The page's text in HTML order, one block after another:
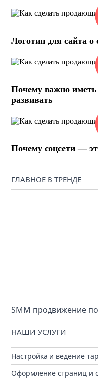
Логотип для сайта о
Почему важно иметь
развивать
Почему соцсети —
ГЛАВНОЕ В ТРЕНДЕ
SMM продвижение
НАШИ УСЛУГИ
Настройка и ведение
Оформление страниц и